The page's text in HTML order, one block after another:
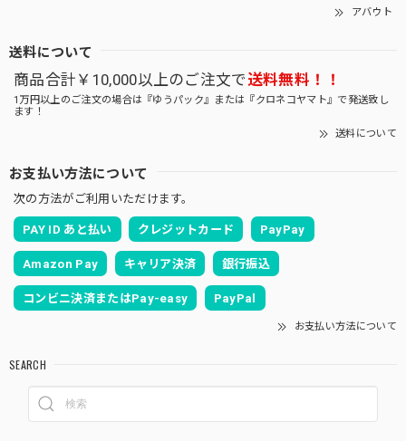
アバウト
送料について
商品合計￥10,000以上のご注文で送料無料！！
1万円以上のご注文の場合は『ゆうパック』または『クロネコヤマト』で発送致し
ます！
送料について
お支払い方法について
次の方法がご利用いただけます。
PAY ID あと払い クレジットカード PayPay
Amazon Pay キャリア決済 銀行振込
コンビニ決済またはPay-easy PayPal
お支払い方法について
SEARCH